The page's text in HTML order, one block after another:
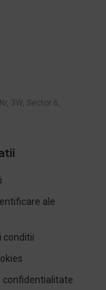
3W, Sector 6,
ale
conditii
confidentialitate